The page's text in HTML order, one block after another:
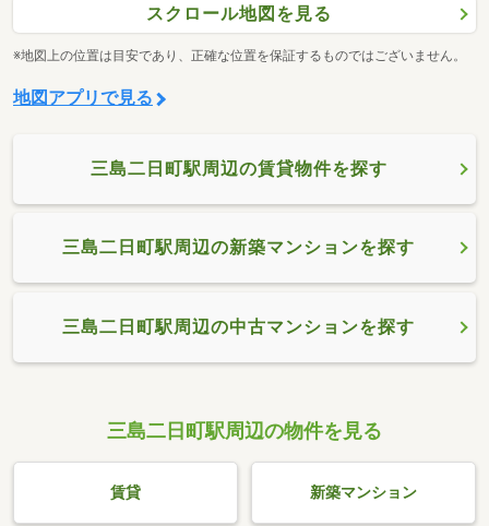
スクロール地図を見る
※地図上の位置は目安であり、正確な位置を保証するものではございません。
地図アプリで見る
三島二日町駅周辺の賃貸物件を探す
三島二日町駅周辺の新築マンションを探す
三島二日町駅周辺の中古マンションを探す
三島二日町駅周辺の物件を見る
賃貸 新築マンション